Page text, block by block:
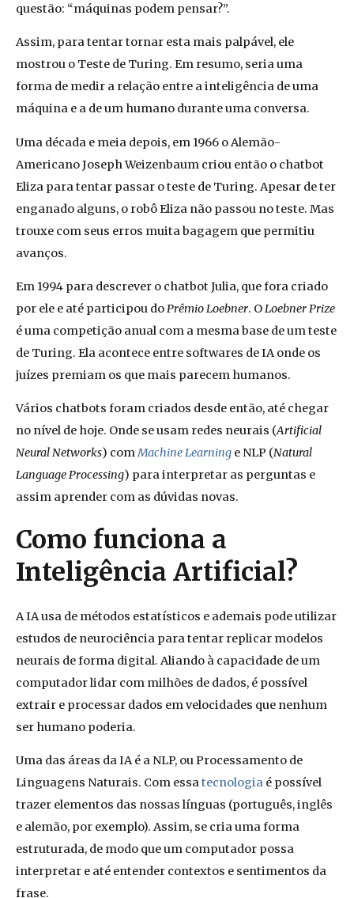
questão: “máquinas podem pensar?”.
Assim, para tentar tornar esta mais palpável, ele
mostrou o Teste de Turing. Em resumo, seria uma
forma de medir a relação entre a inteligência de uma
máquina e a de um humano durante uma conversa.
Uma década e meia depois, em 1966 o Alemão-
Americano Joseph Weizenbaum criou então o chatbot
Eliza para tentar passar o teste de Turing. Apesar de ter
enganado alguns, o robô Eliza não passou no teste. Mas
trouxe com seus erros muita bagagem que permitiu
avanços.
Em 1994 para descrever o chatbot Julia, que fora criado
por ele e até participou doPrêmio Loebner. OLoebner Prize
é uma competição anual com a mesma base de um teste
de Turing. Ela acontece entre softwares de IA onde os
juízes premiam os que mais parecem humanos.
Vários chatbots foram criados desde então, até chegar
no nível de hoje. Onde se usam redes neurais (Artificial
Neural Networks) comMachine Learning e NLP (Natural
Language Processing) para interpretar as perguntas e
assim aprender com as dúvidas novas.
Como funciona a
Inteligência Artificial?
A IA usa de métodos estatísticos e ademais pode utilizar
estudos de neurociência para tentar replicar modelos
neurais de forma digital. Aliando à capacidade de um
computador lidar com milhões de dados, é possível
extrair e processar dados em velocidades que nenhum
ser humano poderia.
Uma das áreas da IA é a NLP, ou Processamento de
Linguagens Naturais. Com essatecnologia é possível
trazer elementos das nossas línguas (português, inglês
e alemão, por exemplo). Assim, se criauma forma
estruturada, de modo que um computador possa
interpretar e até entender contextos e sentimentos da
frase.